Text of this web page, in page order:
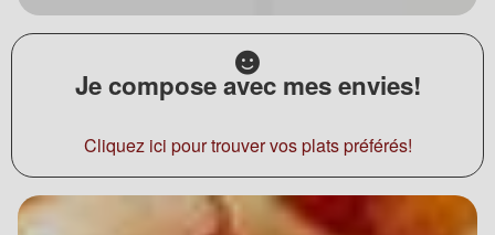
Je compose avec mes envies!
Cliquez ici pour trouver vos plats préférés!